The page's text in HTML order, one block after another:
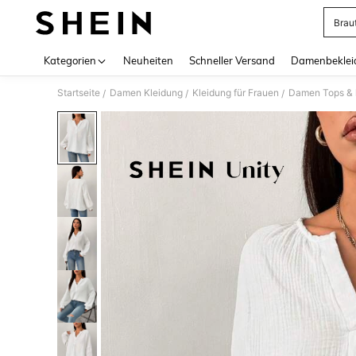
Kategorien Neuheiten Schneller Versand
Startseite / Damen Kleidung / Kleidung für Frauen / Damen Tops